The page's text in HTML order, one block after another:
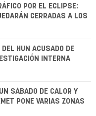
POR EL ECLIPSE:
CERRADAS A LOS
HUN ACUSADO DE
INTERNA
SÁBADO DE CALOR Y
PONE VARIAS ZONAS